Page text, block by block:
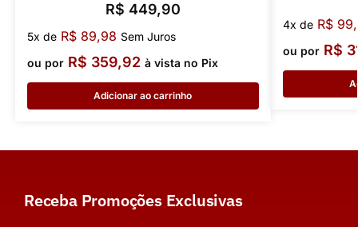
R$ 449,90
5x de R$89,98 Sem Juros
ou por R$ 359,92 à vista no Pix
Adicionar ao carrinho
4x de R$
ou por R$
Receba Promoções Exclusivas